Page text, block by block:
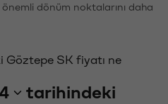
dönüm noktalarını daha
Göztepe SK fiyatı ne
tarihindeki